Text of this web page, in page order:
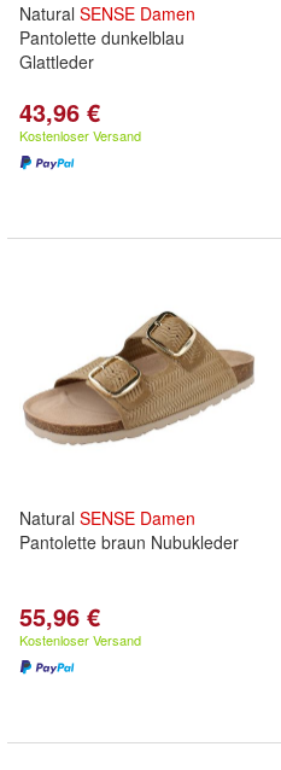
Natural SENSE Damen
Pantolette dunkelblau
Glattleder
43,96 €
Kostenloser Versand
Natural SENSE Damen
Pantolette braun Nubukleder
55,96 €
Kostenloser Versand